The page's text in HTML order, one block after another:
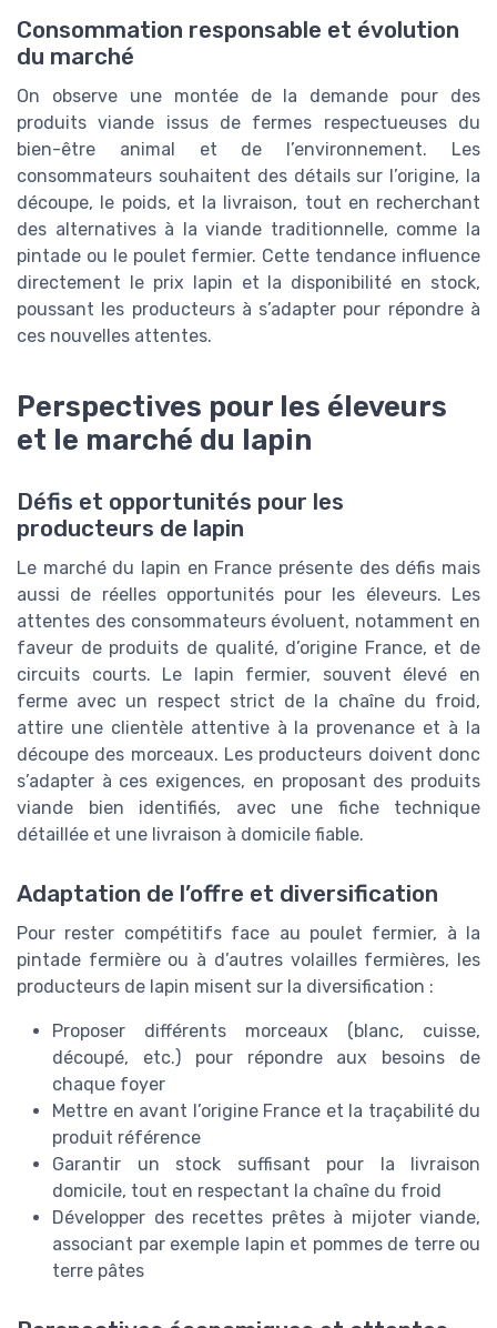
Consommation responsable et évolution
du marché
On observe une montée de la demande pour des
produits viande issus de fermes respectueuses du
bien-être animal et de l’environnement. Les
consommateurs souhaitent des détails sur l’origine, la
découpe, le poids, et la livraison, tout en recherchant
des alternatives à la viande traditionnelle, comme la
pintade ou le poulet fermier. Cette tendance influence
directement le prix lapin et la disponibilité en stock,
poussant les producteurs à s’adapter pour répondre à
ces nouvelles attentes.
Perspectives pour les éleveurs
et le marché du lapin
Défis et opportunités pour les
producteurs de lapin
Le marché du lapin en France présente des défis mais
aussi de réelles opportunités pour les éleveurs. Les
attentes des consommateurs évoluent, notamment en
faveur de produits de qualité, d’origine France, et de
circuits courts. Le lapin fermier, souvent élevé en
ferme avec un respect strict de la chaîne du froid,
attire une clientèle attentive à la provenance et à la
découpe des morceaux. Les producteurs doivent donc
s’adapter à ces exigences, en proposant des produits
viande bien identifiés, avec une fiche technique
détaillée et une livraison à domicile fiable.
Adaptation de l’offre et diversification
Pour rester compétitifs face au poulet fermier, à la
pintade fermière ou à d’autres volailles fermières, les
producteurs de lapin misent sur la diversification :
Proposer différents morceaux (blanc, cuisse,
découpé, etc.) pour répondre aux besoins de
chaque foyer
Mettre en avant l’origine France et la traçabilité du
produit référence
Garantir un stock suffisant pour la livraison
domicile, tout en respectant la chaîne du froid
Développer des recettes prêtes à mijoter viande,
associant par exemple lapin et pommes de terre ou
terre pâtes